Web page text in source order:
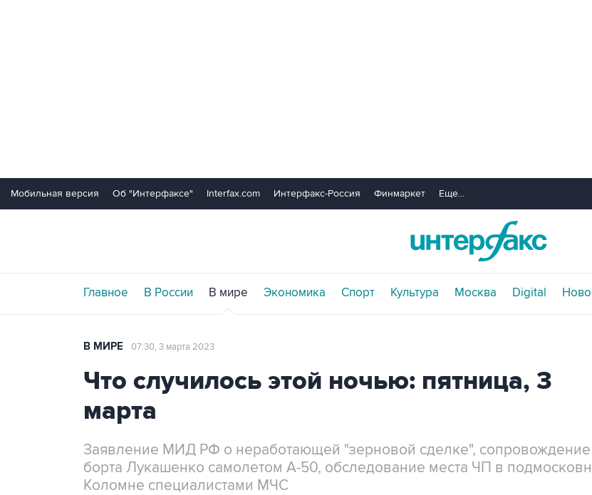
Мобильная версия Об "Интерфаксе" Interfax.com Интерфакс-Россия Финмаркет Еще...
Главное В России В мире Экономика Спорт Культура Москва Digital
В МИРЕ 07:30, 3 марта 2023
Что случилось этой ночью: пятница, 3
марта
Заявление МИД РФ о неработающей "зерновой сделке", сопровождение
борта Лукашенко самолетом А-50, обследование места ЧП в
Коломне специалистами МЧС